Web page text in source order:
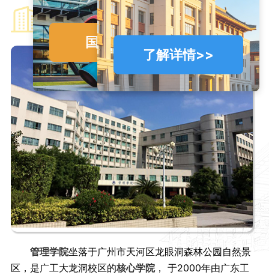
学院介绍
管理学院坐落于广州市天河区龙眼洞森林公园自然景
区，是广工大龙洞校区的核心学院， 于2000年由广东工
国际班>>
了解详情>>